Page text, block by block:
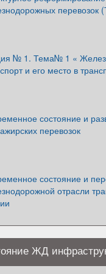
перевозок
№ 1. Тема№ 1 «
и его место в
состояние и
перевозок
состояние и
отрасли
ЖД